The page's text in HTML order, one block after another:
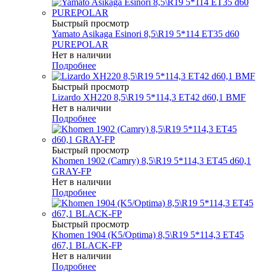
Быстрый просмотр
Yamato Asikaga Esinori 8,5\R19 5*114 ET35 d60
PUREPOLAR
Нет в наличии
Подробнее
Быстрый просмотр
Lizardo XH220 8,5\R19 5*114,3 ET42 d60,1 BMF
Нет в наличии
Подробнее
Быстрый просмотр
Khomen 1902 (Camry) 8,5\R19 5*114,3 ET45 d60,1
GRAY-FP
Нет в наличии
Подробнее
Быстрый просмотр
Khomen 1904 (K5/Optima) 8,5\R19 5*114,3 ET45
d67,1 BLACK-FP
Нет в наличии
Подробнее